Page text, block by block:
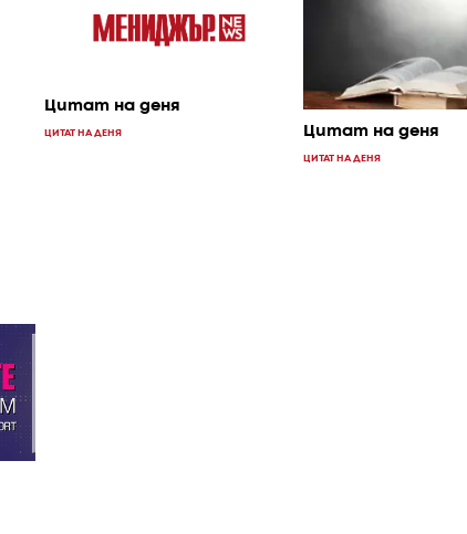
Цитат на деня
ЦИТАТ НА ДЕНЯ Цитат на деня
ЦИТАТ НА ДЕНЯ